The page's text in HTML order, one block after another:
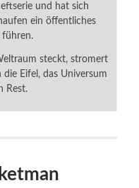
und hat sich
ein öffentliches
führen.
steckt, stromert
Eifel, das Universum
Rest.